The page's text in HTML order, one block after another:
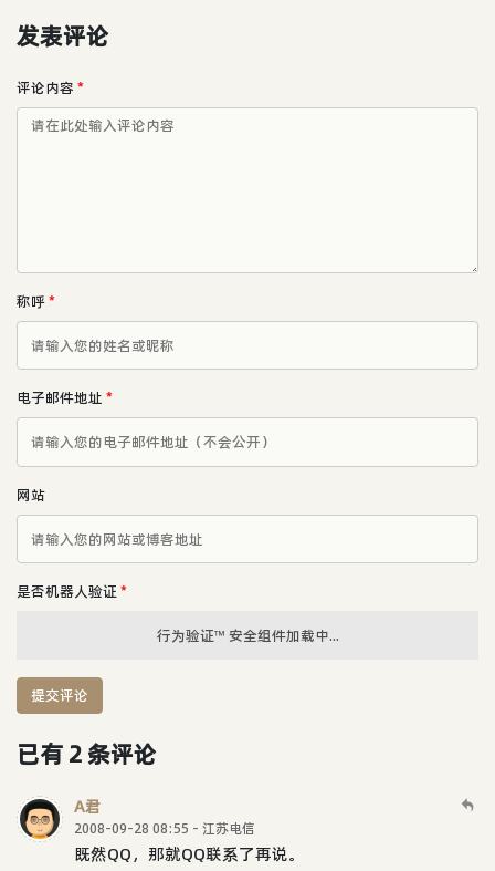
发表评论
评论内容 *
称呼*
电子邮件地址 *
网站
是否机器人验证 *
行为验证™ 安全组件加载中...
提交评论
已有 2 条评论
A君
2008-09-28 08:55 - 江苏电信
既然QQ，那就QQ联系了再说。